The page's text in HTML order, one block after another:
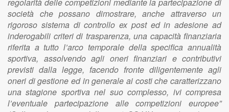
società che possano dimostrare, anche attraverso un
rigoroso sistema di controllo ex post ed in adesione ad
inderogabili criteri di trasparenza, una capacità finanziaria
riferita a tutto l’arco temporale della specifica annualità
sportiva, assolvendo agli oneri finanziari e contributivi
previsti dalla legge, facendo fronte diligentemente agli
oneri di gestione ed in generale ai costi che caratterizzano
una stagione sportiva nel suo complesso, ivi compresa
l’eventuale partecipazione alle competizioni europee”